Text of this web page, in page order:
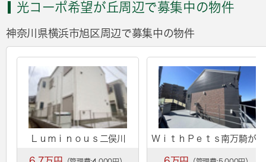
光コーポ希望が丘周辺で募集中の物件
神奈川県横浜市旭区周辺で募集中の物件
Ｌｕｍｉｎｏｕｓ二俣川 ＷｉｔｈＰｅｔｓ南万騎が原